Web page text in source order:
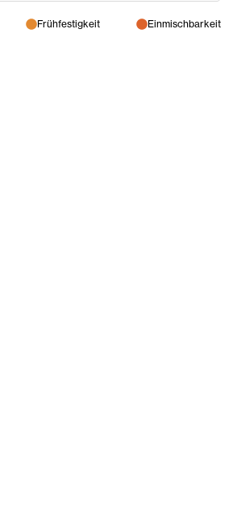
Frühfestigkeit Einmischbarkeit